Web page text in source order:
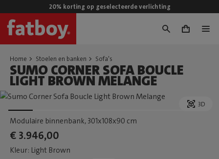
20% korting op geselecteerde verlichting
0
Home Stoelen en banken Sofa's
SUMO CORNER SOFA BOUCLE
LIGHT BROWN MELANGE
3D
Modulaire binnenbank, 301x108x90 cm
€ 3.946,00
Kleur: Light Brown